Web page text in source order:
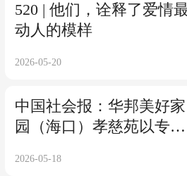
520 | 他们，诠释了爱情
动人的模样
2026-05-20
中国社会报：华邦美好家
园（海口）孝慈苑以专业
2026-05-18